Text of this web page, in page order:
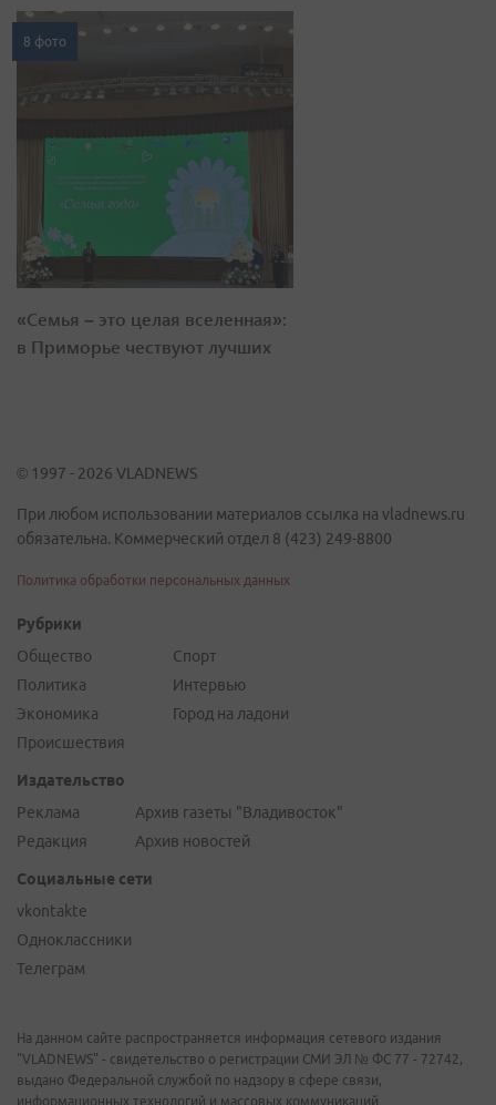
8 фото
«Семья – это целая вселенная»:
в Приморье чествуют лучших
© 1997 - 2026 VLADNEWS
При любом использовании материалов ссылка на vladnews.ru
обязательна. Коммерческий отдел 8 (423) 249-8800
Политика обработки персональных данных
Рубрики
Общество
Политика
Экономика
Происшествия
Спорт
Интервью
Город на ладони
Издательство
Реклама
Редакция
Архив газеты "Владивосток"
Архив новостей
Социальные сети
vkontakte
Одноклассники
Телеграм
На данном сайте распространяется информация сетевого издания
"VLADNEWS" - свидетельство о регистрации СМИ ЭЛ № ФС 77 - 72742,
выдано Федеральной службой по надзору в сфере связи,
информационных технологий и массовых коммуникаций